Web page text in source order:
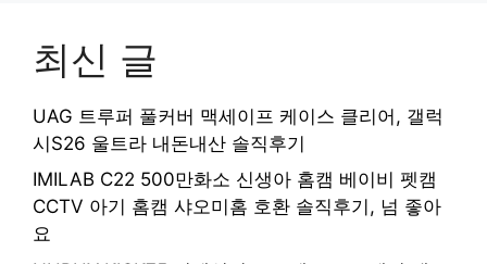
최신 글
UAG 트루퍼 풀커버 맥세이프 케이스 클리어, 갤럭
시S26 울트라 내돈내산 솔직후기
IMILAB C22 500만화소 신생아 홈캠 베이비 펫캠
CCTV 아기 홈캠 샤오미홈 호환 솔직후기, 넘 좋아
요